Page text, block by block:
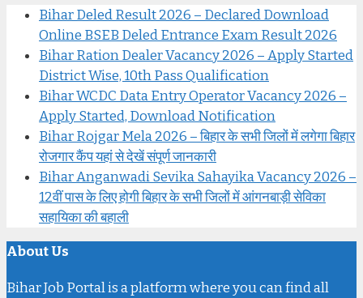
Bihar Deled Result 2026 – Declared Download
Online BSEB Deled Entrance Exam Result 2026
Bihar Ration Dealer Vacancy 2026 – Apply Started
District Wise, 10th Pass Qualification
Bihar WCDC Data Entry Operator Vacancy 2026 –
Apply Started, Download Notification
Bihar Rojgar Mela 2026 – बिहार के सभी जिलों में लगेगा बिहार
रोजगार कैंप यहां से देखें संपूर्ण जानकारी
Bihar Anganwadi Sevika Sahayika Vacancy 2026 –
12वीं पास के लिए होगी बिहार के सभी जिलों में आंगनबाड़ी सेविका
सहायिका की बहाली
About Us
Bihar Job Portal is a platform where you can find all